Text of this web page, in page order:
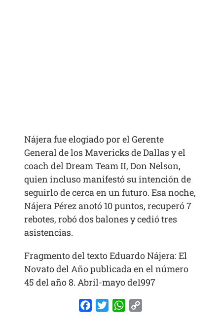
Nájera fue elogiado por el Gerente
General de los Mavericks de Dallas y el
coach del Dream Team II, Don Nelson,
quien incluso manifestó su intención de
seguirlo de cerca en un futuro. Esa noche,
Nájera Pérez anotó 10 puntos, recuperó 7
rebotes, robó dos balones y cedió tres
asistencias.
Fragmento del textoEduardo Nájera: El
Novato del Añopublicada en el número
45 del año 8. Abril-mayo de1997
FacebookTwitterWhatsApp